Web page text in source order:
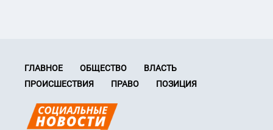
ГЛАВНОЕ ОБЩЕСТВО
ВЛАСТЬ
ПРОИСШЕСТВИЯ
ПРАВО ПОЗИЦИЯ